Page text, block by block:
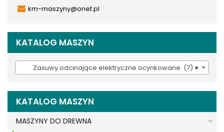
km-maszyny@onet.pl
KATALOG MASZYN
×
Zasuwy odcinające elektryczne ocynkowane (7)
KATALOG MASZYN
MASZYNY DO DREWNA